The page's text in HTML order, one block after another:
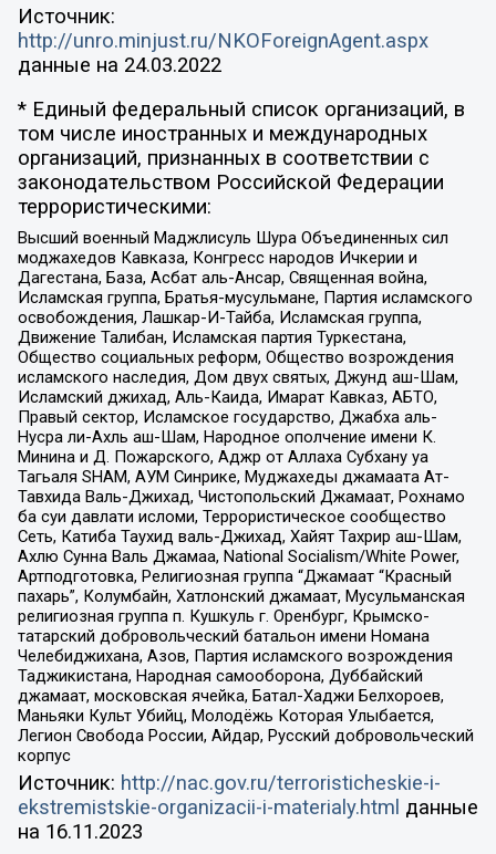
Источник:
http://unro.minjust.ru/NKOForeignAgent.aspx
данные на 24.03.2022
* Единый федеральный список организаций, в
том числе иностранных и международных
организаций, признанных в соответствии с
законодательством Российской Федерации
террористическими:
Высший военный Маджлисуль Шура Объединенных сил
моджахедов Кавказа, Конгресс народов Ичкерии и
Дагестана, База, Асбат аль-Ансар, Священная война,
Исламская группа, Братья-мусульмане, Партия исламского
освобождения, Лашкар-И-Тайба, Исламская группа,
Движение Талибан, Исламская партия Туркестана,
Общество социальных реформ, Общество возрождения
исламского наследия, Дом двух святых, Джунд аш-Шам,
Исламский джихад, Аль-Каида, Имарат Кавказ, АБТО,
Правый сектор, Исламское государство, Джабха аль-
Нусра ли-Ахль аш-Шам, Народное ополчение имени К.
Минина и Д. Пожарского, Аджр от Аллаха Субхану уа
Тагьаля SHAM, АУМ Синрике, Муджахеды джамаата Ат-
Тавхида Валь-Джихад, Чистопольский Джамаат, Рохнамо
ба суи давлати исломи, Террористическое сообщество
Сеть, Катиба Таухид валь-Джихад, Хайят Тахрир аш-Шам,
Ахлю Сунна Валь Джамаа, National Socialism/White Power,
Артподготовка, Религиозная группа “Джамаат “Красный
пахарь”, Колумбайн, Хатлонский джамаат, Мусульманская
религиозная группа п. Кушкуль г. Оренбург, Крымско-
татарский добровольческий батальон имени Номана
Челебиджихана, Азов, Партия исламского возрождения
Таджикистана, Народная самооборона, Дуббайский
джамаат, московская ячейка, Батал-Хаджи Белхороев,
Маньяки Культ Убийц, Молодёжь Которая Улыбается,
Легион Свобода России, Айдар, Русский добровольческий
корпус
Источник: http://nac.gov.ru/terroristicheskie-i-
ekstremistskie-organizacii-i-materialy.html данные
на 16.11.2023